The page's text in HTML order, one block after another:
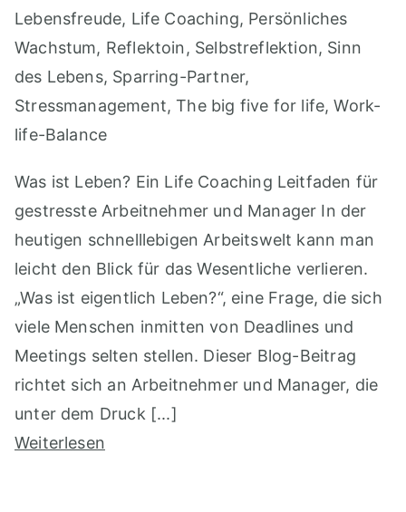
Lebensfreude, Life Coaching, Persönliches
Wachstum, Reflektoin, Selbstreflektion, Sinn
des Lebens, Sparring-Partner,
Stressmanagement,The big five for life,Work-
life-Balance
Was ist Leben? Ein Life Coaching Leitfaden für
gestresste Arbeitnehmer und Manager In der
heutigen schnelllebigen Arbeitswelt kann man
leicht den Blick für das Wesentliche verlieren.
„Was ist eigentlich Leben?“, eine Frage, die sich
viele Menschen inmitten von Deadlines und
Meetings selten stellen. Dieser Blog-Beitrag
richtet sich an Arbeitnehmer und Manager, die
unter dem Druck [...]
Weiterlesen